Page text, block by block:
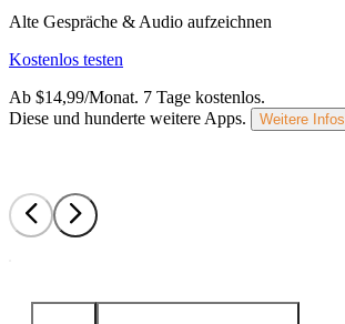
Alte Gespräche & Audio aufzeichnen
Kostenlos testen
Ab $14,99/Monat. 7 Tage kostenlos.
Diese und hunderte weitere Apps.
Weitere Infos.